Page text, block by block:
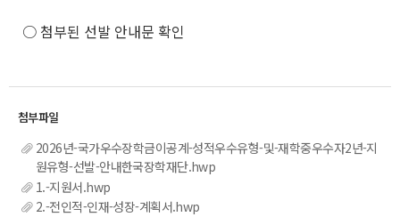
○ 첨부된 선발 안내문 확인
2026년-국가우수장학금이공계-성적우수유형-및-재학중우수자2년-지
원유형-선발-안내한국장학재단.hwp
1.-지원서.hwp
2.-전인적-인재-성장-계획서.hwp